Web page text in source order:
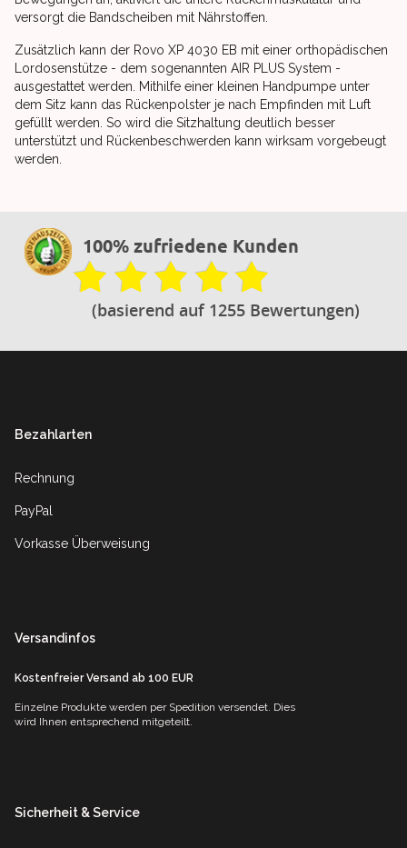
versorgt die Bandscheiben mit Nährstoffen.
Zusätzlich kann der Rovo XP 4030 EB mit einer orthopädischen
Lordosenstütze - dem sogenannten AIR PLUS System -
ausgestattet werden. Mithilfe einer kleinen Handpumpe unter
dem Sitz kann das Rückenpolster je nach Empfinden mit Luft
gefüllt werden. So wird die Sitzhaltung deutlich besser
unterstützt und Rückenbeschwerden kann wirksam vorgebeugt
werden.
100% zufriedene Kunden
(basierend auf 1255 Bewertungen)
Bezahlarten
Rechnung
PayPal
Vorkasse Überweisung
Versandinfos
Kostenfreier Versand ab 100 EUR
Einzelne Produkte werden per Spedition versendet. Dies
wird Ihnen entsprechend mitgeteilt.
Sicherheit & Service